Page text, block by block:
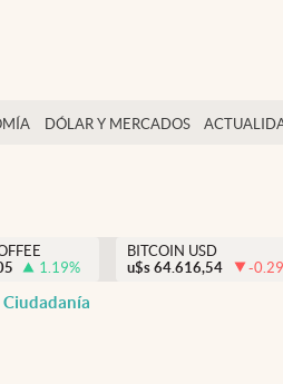
DÓLAR Y MERCADOS
1.19%
BITCOIN USD
u$s 64.616,54 -0.29
Ciudadanía